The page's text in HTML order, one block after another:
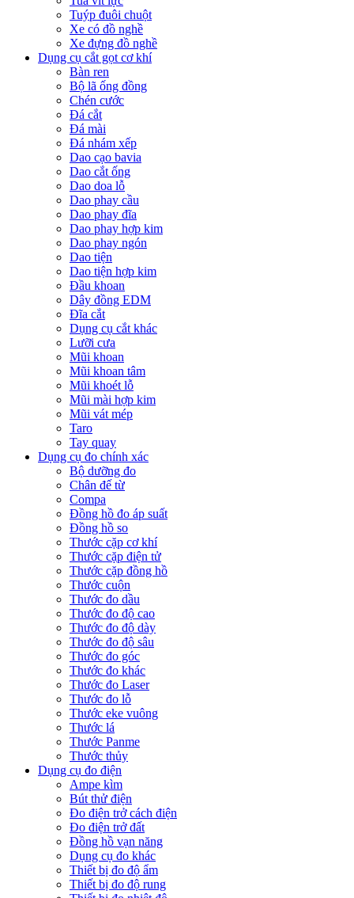
Tuýp đuôi chuột
Xe có đồ nghề
Xe đựng đồ nghề
Dụng cụ cắt gọt cơ khí
Bàn ren
Bộ lã ống đồng
Chén cước
Đá cắt
Đá mài
Đá nhám xếp
Dao cạo bavia
Dao cắt ống
Dao doa lỗ
Dao phay cầu
Dao phay đĩa
Dao phay hợp kim
Dao phay ngón
Dao tiện
Dao tiện hợp kim
Đầu khoan
Dây đồng EDM
Đĩa cắt
Dụng cụ cắt khác
Lưỡi cưa
Mũi khoan
Mũi khoan tâm
Mũi khoét lỗ
Mũi mài hợp kim
Mũi vát mép
Taro
Tay quay
Dụng cụ đo chính xác
Bộ dưỡng đo
Chân đế từ
Compa
Đồng hồ đo áp suất
Đồng hồ so
Thước cặp cơ khí
Thước cặp điện tử
Thước cặp đồng hồ
Thước cuộn
Thước đo dầu
Thước đo độ cao
Thước đo độ dày
Thước đo độ sâu
Thước đo góc
Thước đo khác
Thước đo Laser
Thước đo lỗ
Thước eke vuông
Thước lá
Thước Panme
Thước thủy
Dụng cụ đo điện
Ampe kìm
Bút thử điện
Đo điện trở cách điện
Đo điện trở đất
Đồng hồ vạn năng
Dụng cụ đo khác
Thiết bị đo độ ẩm
Thiết bị đo độ rung